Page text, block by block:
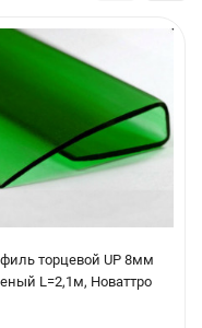
слой +
в массе
торцевой UP 8мм
L=2,1м, Новаттро